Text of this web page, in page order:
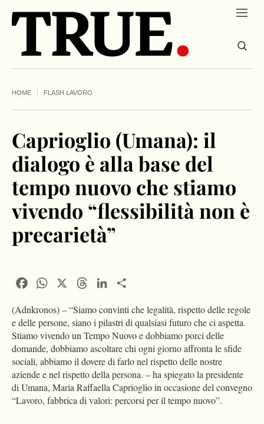
HOME FLASH LAVORO
Caprioglio (Umana): il
dialogo è alla base del
tempo nuovo che stiamo
vivendo “flessibilità non è
precarietà”
FacebookWhatsApp ThreadsLinkedIn
(Adnkronos) – “Siamo convinti che legalità, rispetto delle regole
e delle persone, siano i pilastri di qualsiasi futuro che ci aspetta.
Stiamo vivendo un Tempo Nuovo e dobbiamo porci delle
domande, dobbiamo ascoltare chi ogni giorno affronta le sfide
sociali, abbiamo il dovere di farlo nel rispetto delle nostre
aziende e nel rispetto della persona. – ha spiegato la presidente
di Umana, Maria Raffaella Caprioglio in occasione del convegno
“Lavoro, fabbrica di valori: percorsi per il tempo nuovo”.